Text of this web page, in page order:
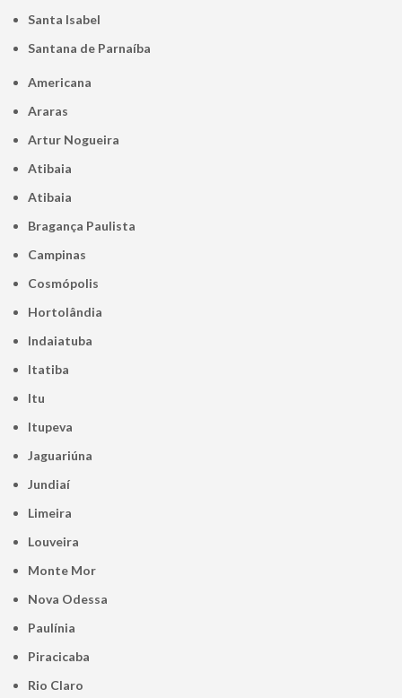
Santa Isabel
Santana de Parnaíba
Americana
Araras
Artur Nogueira
Atibaia
Atibaia
Bragança Paulista
Campinas
Cosmópolis
Hortolândia
Indaiatuba
Itatiba
Itu
Itupeva
Jaguariúna
Jundiaí
Limeira
Louveira
Monte Mor
Nova Odessa
Paulínia
Piracicaba
Rio Claro